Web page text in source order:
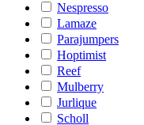
Nespresso
Lamaze
Parajumpers
Hoptimist
Reef
Mulberry
Jurlique
Scholl